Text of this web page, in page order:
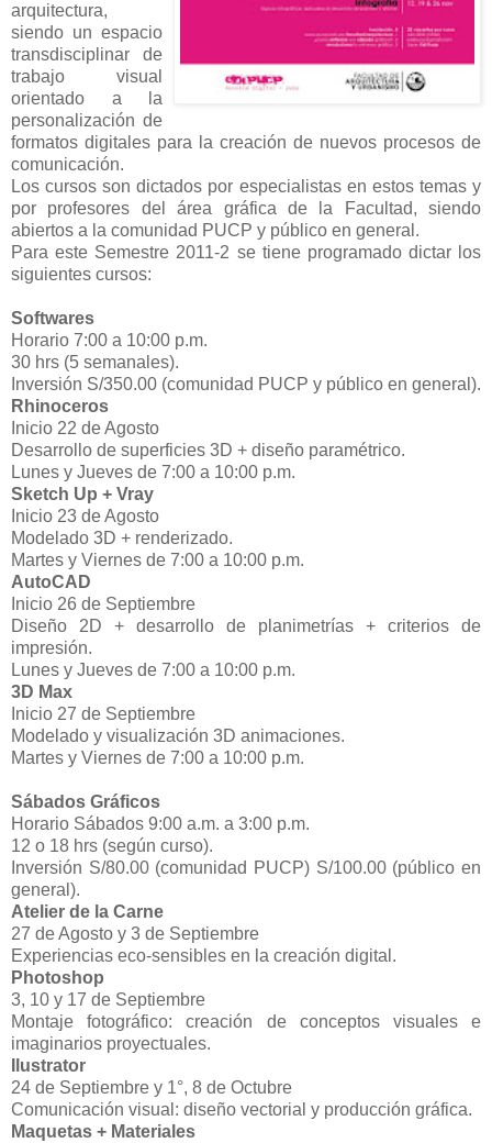
arquitectura,
siendo un espacio
transdisciplinar de
trabajo visual
orientado a la
personalización de
formatos digitales para la creación de nuevos procesos de
comunicación.
Los cursos son dictados por especialistas en estos temas y
por profesores del área gráfica de la Facultad, siendo
abiertos a la comunidad PUCP y público en general.
Para este Semestre 2011-2 se tiene programado dictar los
siguientes cursos:
Softwares
Horario 7:00 a 10:00 p.m.
30 hrs (5 semanales).
Inversión S/350.00 (comunidad PUCP y público en general).
Rhinoceros
Inicio 22 de Agosto
Desarrollo de superficies 3D + diseño paramétrico.
Lunes y Jueves de 7:00 a 10:00 p.m.
Sketch Up + Vray
Inicio 23 de Agosto
Modelado 3D + renderizado.
Martes y Viernes de 7:00 a 10:00 p.m.
AutoCAD
Inicio 26 de Septiembre
Diseño 2D + desarrollo de planimetrías + criterios de
impresión.
Lunes y Jueves de 7:00 a 10:00 p.m.
3D Max
Inicio 27 de Septiembre
Modelado y visualización 3D animaciones.
Martes y Viernes de 7:00 a 10:00 p.m.
Sábados Gráficos
Horario Sábados 9:00 a.m. a 3:00 p.m.
12 o 18 hrs (según curso).
Inversión S/80.00 (comunidad PUCP) S/100.00 (público en
general).
Atelier de la Carne
27 de Agosto y 3 de Septiembre
Experiencias eco-sensibles en la creación digital.
Photoshop
3, 10 y 17 de Septiembre
Montaje fotográfico: creación de conceptos visuales e
imaginarios proyectuales.
Ilustrator
24 de Septiembre y 1°, 8 de Octubre
Comunicación visual: diseño vectorial y producción gráfica.
Maquetas + Materiales